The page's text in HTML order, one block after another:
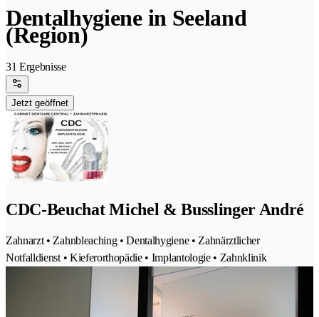
Dentalhygiene in Seeland
(Region)
31 Ergebnisse
Jetzt geöffnet
CDC-Beuchat Michel & Busslinger André
Zahnarzt • Zahnbleaching • Dentalhygiene • Zahnärztlicher
Notfalldienst • Kieferorthopädie • Implantologie • Zahnklinik